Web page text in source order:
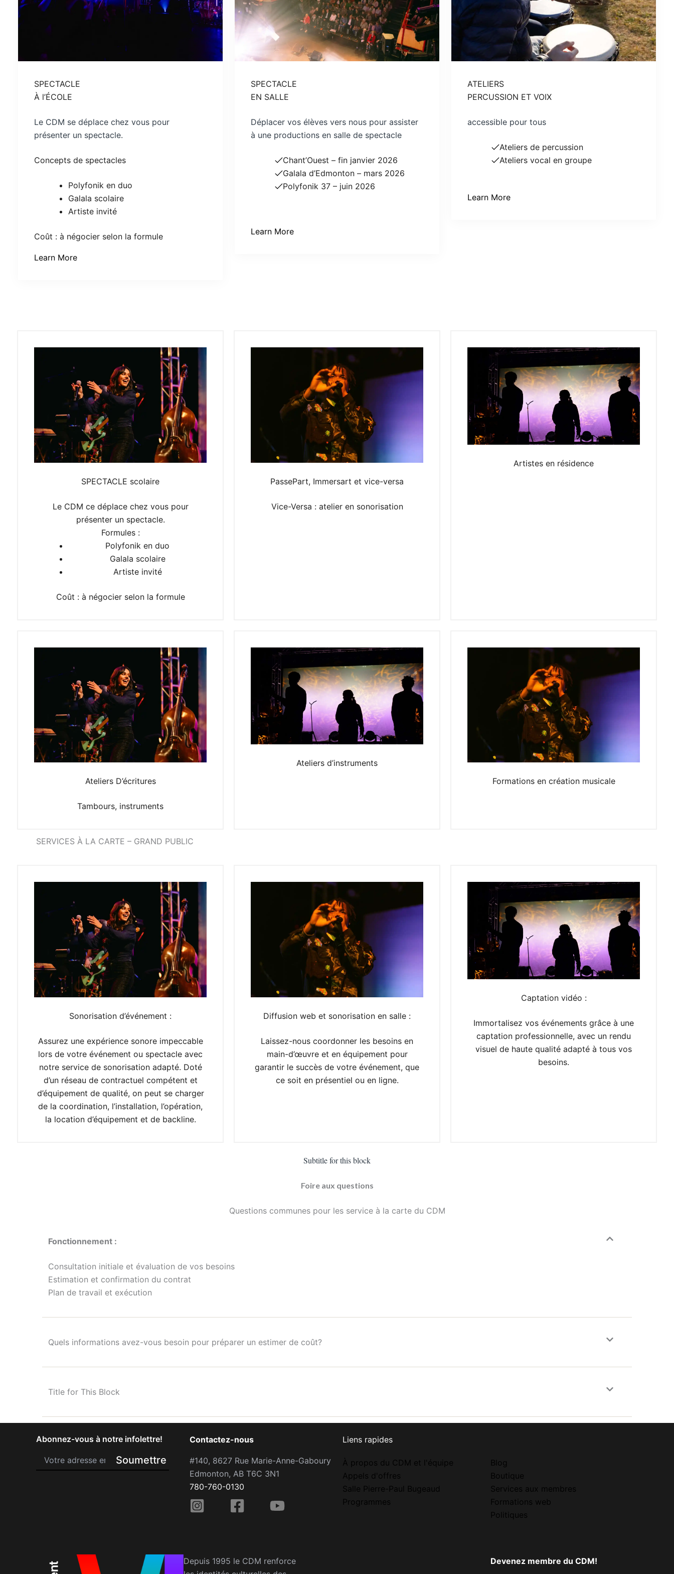
SPECTACLE
À l’ÉCOLE
Le CDM se déplace chez vous pour
présenter un spectacle.
Concepts de spectacles
Polyfonik en duo
Galala scolaire
Artiste invité
Coût : à négocier selon la formule
Learn More
SPECTACLE
EN SALLE
Déplacer vos élèves vers nous pour assister
à une productions en salle de spectacle
Chant’Ouest – fin janvier 2026
Galala d’Edmonton – mars 2026
Polyfonik 37 – juin 2026
Learn More
ATELIERS
PERCUSSION ET VOIX
accessible pour tous
Ateliers de percussion
Ateliers vocal en groupe
Learn More
SPECTACLE scolaire
Le CDM ce déplace chez vous pour
présenter un spectacle.
Formules :
Polyfonik en duo
Galala scolaire
Artiste invité
Coût : à négocier selon la formule
PassePart, Immersart et vice-versa
Vice-Versa : atelier en sonorisation
Artistes en résidence
Ateliers D’écritures
Tambours, instruments
Ateliers d’instruments
Formations en création musicale
SERVICES À LA CARTE – GRAND PUBLIC
Sonorisation d’événement :
Assurez une expérience sonore impeccable
lors de votre événement ou spectacle avec
notre service de sonorisation adapté. Doté
d’un réseau de contractuel compétent et
d’équipement de qualité, on peut se charger
de la coordination, l’installation, l’opération,
la location d’équipement et de backline.
Diffusion web et sonorisation en salle :
Laissez-nous coordonner les besoins en
main-d’œuvre et en équipement pour
garantir le succès de votre événement, que
ce soit en présentiel ou en ligne.
Captation vidéo :
Immortalisez vos événements grâce à une
captation professionnelle, avec un rendu
visuel de haute qualité adapté à tous vos
besoins.
Subtitle for this block
Foire aux questions
Questions communes pour les service à la carte du CDM
Fonctionnement :
Consultation initiale et évaluation de vos besoins
Estimation et confirmation du contrat
Plan de travail et exécution
Quels informations avez-vous besoin pour préparer un estimer de coût?
Title for This Block
Abonnez-vous à notre infolettre! Contactez-nous
#140, 8627 Rue Marie-Anne-Gaboury
Edmonton, AB T6C 3N1
780-760-0130
Liens rapides
À propos du CDM et l'équipe
Appels d'offres
Salle Pierre-Paul Bugeaud
Programmes
Blog
Boutique
Services aux membres
Formations web
Politiques
Depuis 1995 le CDM renforce
Devenez membre du CDM!